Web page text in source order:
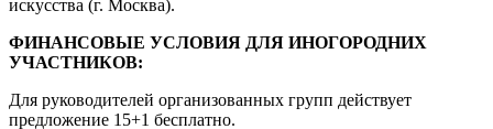
искусства (г. Москва)​.
ФИНАНСОВЫЕ УСЛОВИЯ ДЛЯ ИНОГОРОДНИХ
УЧАСТНИКОВ:
Для руководителей организованных групп действует
предложение 15+1 бесплатно.